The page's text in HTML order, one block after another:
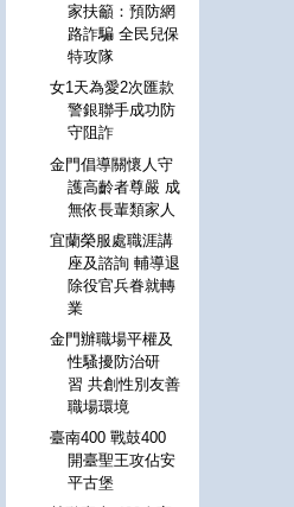
家扶籲：預防網
路詐騙 全民兒保
特攻隊
女1天為愛2次匯款
警銀聯手成功防
守阻詐
金門倡導關懷人守
護高齡者尊嚴 成
無依長輩類家人
宜蘭榮服處職涯講
座及諮詢 輔導退
除役官兵眷就轉
業
金門辦職場平權及
性騷擾防治研
習 共創性別友善
職場環境
臺南400 戰鼓400
開臺聖王攻佔安
平古堡